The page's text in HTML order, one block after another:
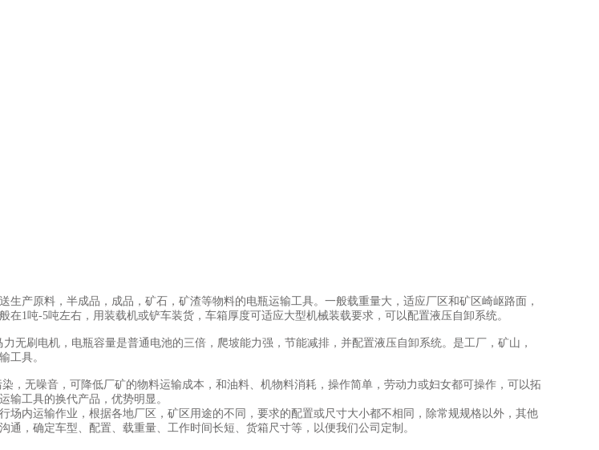
产原料，半成品，成品，矿石，矿渣等物料的电瓶运输工具。一般载重量大，适应厂区和矿区崎岖路面，
在1吨-5吨左右，用装载机或铲车装货，车箱厚度可适应大型机械装载要求，可以配置液压自卸系统。
力无刷电机，电瓶容量是普通电池的三倍，爬坡能力强，节能减排，并配置液压自卸系统。是工厂，矿山，
工具。
无噪音，可降低厂矿的物料运输成本，和油料、机物料消耗，操作简单，劳动力或妇女都可操作，可以拓
输工具的换代产品，优势明显。
内运输作业，根据各地厂区，矿区用途的不同，要求的配置或尺寸大小都不相同，除常规规格以外，其他
通，确定车型、配置、载重量、工作时间长短、货箱尺寸等，以便我们公司定制。